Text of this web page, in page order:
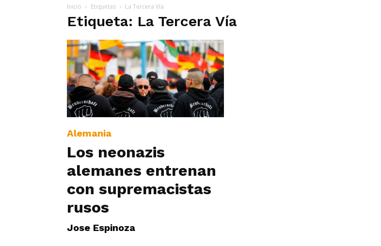
Inicio Etiquetas La Tercera Vía
Etiqueta: La Tercera Vía
Alemania
Los neonazis
alemanes entrenan
con supremacistas
rusos
Jose Espinoza